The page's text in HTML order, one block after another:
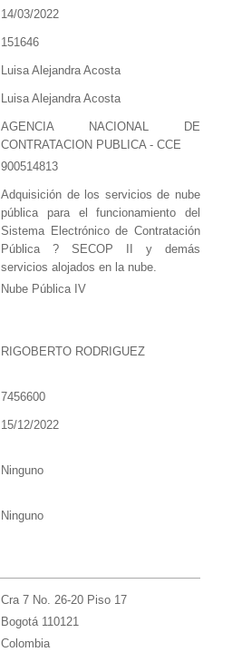
14/03/2022
151646
Luisa Alejandra Acosta
Luisa Alejandra Acosta
AGENCIA NACIONAL DE
CONTRATACION PUBLICA - CCE
900514813
Adquisición de los servicios de nube
pública para el funcionamiento del
Sistema Electrónico de Contratación
Pública ? SECOP II y demás
servicios alojados en la nube.
Nube Pública IV
RIGOBERTO RODRIGUEZ
7456600
15/12/2022
Ninguno
Ninguno
Cra 7 No. 26-20 Piso 17
Bogotá 110121
Colombia